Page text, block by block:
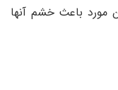
مورد باعث خشم آنها